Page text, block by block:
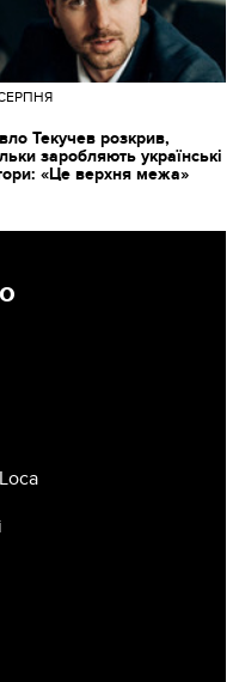
Текучев розкрив,
заробляють українські
«Це верхня межа»